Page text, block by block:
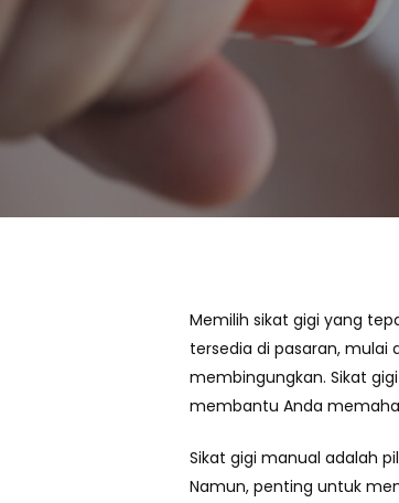
Memilih sikat gigi yang
tersedia di pasaran, mulai
membingungkan. Sikat
membantu Anda
Sikat gigi manual adalah
Namun, penting untuk